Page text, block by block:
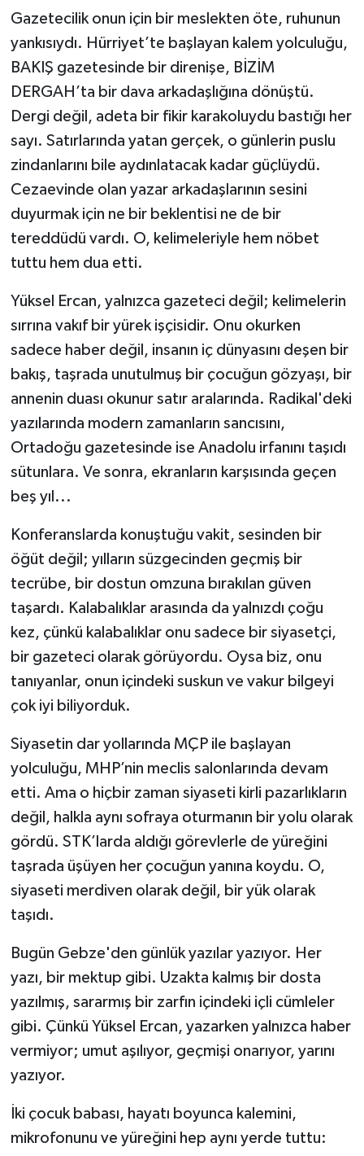
Gazetecilik onun için bir meslekten öte, ruhunun
yankısıydı. Hürriyet’te başlayan kalem yolculuğu,
BAKIŞ gazetesinde bir direnişe, BİZİM
DERGAH’ta bir dava arkadaşlığına dönüştü.
Dergi değil, adeta bir fikir karakoluydu bastığı her
sayı. Satırlarında yatan gerçek, o günlerin puslu
zindanlarını bile aydınlatacak kadar güçlüydü.
Cezaevinde olan yazar arkadaşlarının sesini
duyurmak için ne bir beklentisi ne de bir
tereddüdü vardı. O, kelimeleriyle hem nöbet
tuttu hem dua etti.
Yüksel Ercan, yalnızca gazeteci değil; kelimelerin
sırrına vakıf bir yürek işçisidir. Onu okurken
sadece haber değil, insanın iç dünyasını deşen bir
bakış, taşrada unutulmuş bir çocuğun gözyaşı, bir
annenin duası okunur satır aralarında. Radikal'deki
yazılarında modern zamanların sancısını,
Ortadoğu gazetesinde ise Anadolu irfanını taşıdı
sütunlara. Ve sonra, ekranların karşısında geçen
beş yıl...
Konferanslarda konuştuğu vakit, sesinden bir
öğüt değil; yılların süzgecinden geçmiş bir
tecrübe, bir dostun omzuna bırakılan güven
taşardı. Kalabalıklar arasında da yalnızdı çoğu
kez, çünkü kalabalıklar onu sadece bir siyasetçi,
bir gazeteci olarak görüyordu. Oysa biz, onu
tanıyanlar, onun içindeki suskun ve vakur bilgeyi
çok iyi biliyorduk.
Siyasetin dar yollarında MÇP ile başlayan
yolculuğu, MHP’nin meclis salonlarında devam
etti. Ama o hiçbir zaman siyaseti kirli pazarlıkların
değil, halkla aynı sofraya oturmanın bir yolu olarak
gördü. STK’larda aldığı görevlerle de yüreğini
taşrada üşüyen her çocuğun yanına koydu. O,
siyaseti merdiven olarak değil, bir yük olarak
taşıdı.
Bugün Gebze'den günlük yazılar yazıyor. Her
yazı, bir mektup gibi. Uzakta kalmış bir dosta
yazılmış, sararmış bir zarfın içindeki içli cümleler
gibi. Çünkü Yüksel Ercan, yazarken yalnızca haber
vermiyor; umut aşılıyor, geçmişi onarıyor, yarını
yazıyor.
İki çocuk babası, hayatı boyunca kalemini,
mikrofonunu ve yüreğini hep aynı yerde tuttu: